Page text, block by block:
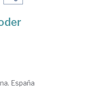
España